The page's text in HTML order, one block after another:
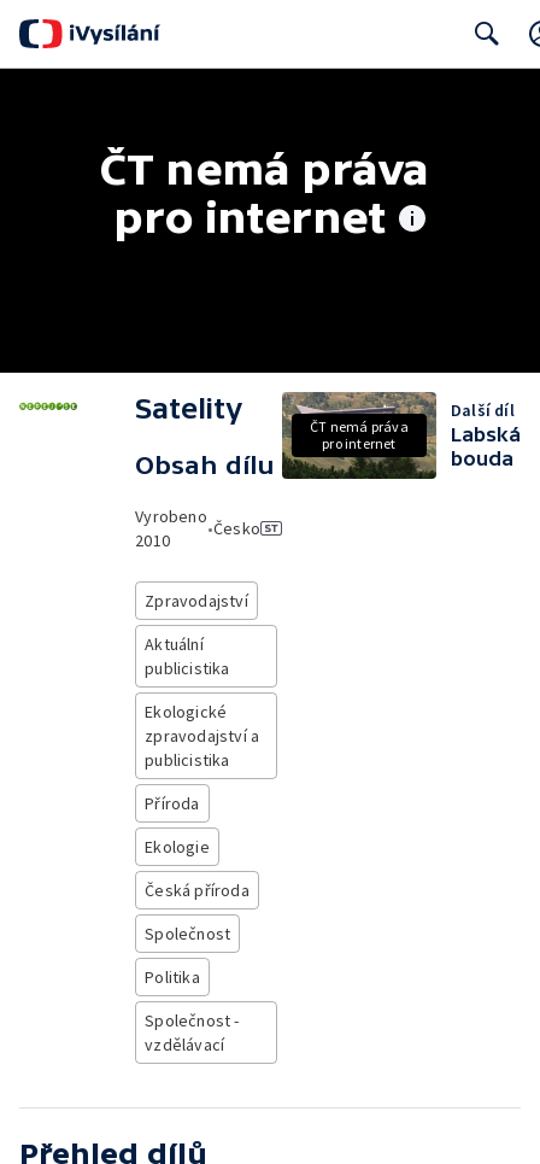
ČT nemá práva
pro internet
Satelity
Obsah dílu
Vyrobeno
2010
•Česko
Zpravodajství
Aktuální
publicistika
Ekologické
zpravodajství a
publicistika
Příroda
Ekologie
Česká příroda
Společnost
Politika
Společnost -
vzdělávací
ČT nemá práva
pro internet
Další díl
Labská
bouda
Přehled dílů